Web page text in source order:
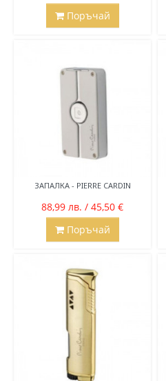
Поръчай
ЗАПАЛКА - PIERRE CARDIN
88,99 лв. / 45,50 €
Поръчай